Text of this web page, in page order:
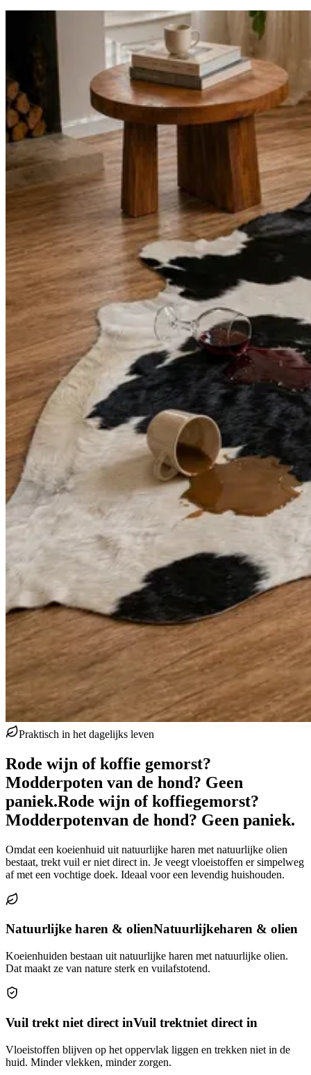
Praktisch in het dagelijks leven
Rode wijn of koffie gemorst?
Modderpoten van de hond? Geen
paniek.Rode wijn of koffiegemorst?
Modderpotenvan de hond? Geen paniek.
Omdat een koeienhuid uit natuurlijke haren met natuurlijke olien
bestaat, trekt vuil er niet direct in. Je veegt vloeistoffen er simpelweg
af met een vochtige doek. Ideaal voor een levendig huishouden.
Natuurlijke haren & olienNatuurlijkeharen & olien
Koeienhuiden bestaan uit natuurlijke haren met natuurlijke olien.
Dat maakt ze van nature sterk en vuilafstotend.
Vuil trekt niet direct inVuil trektniet direct in
Vloeistoffen blijven op het oppervlak liggen en trekken niet in de
huid. Minder vlekken, minder zorgen.